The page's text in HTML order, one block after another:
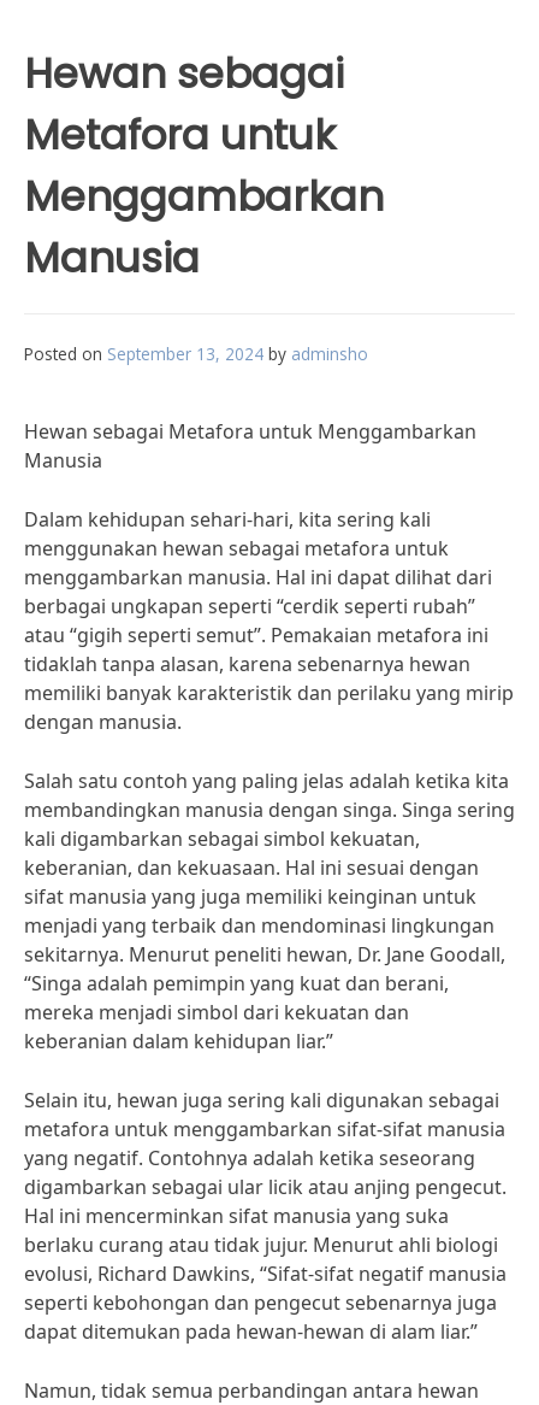
Hewan sebagai
Metafora untuk
Menggambarkan
Manusia
Posted on September 13, 2024 by adminsho
Hewan sebagai Metafora untuk Menggambarkan
Manusia
Dalam kehidupan sehari-hari, kita sering kali
menggunakan hewan sebagai metafora untuk
menggambarkan manusia. Hal ini dapat dilihat dari
berbagai ungkapan seperti “cerdik seperti rubah”
atau “gigih seperti semut”. Pemakaian metafora ini
tidaklah tanpa alasan, karena sebenarnya hewan
memiliki banyak karakteristik dan perilaku yang mirip
dengan manusia.
Salah satu contoh yang paling jelas adalah ketika kita
membandingkan manusia dengan singa. Singa sering
kali digambarkan sebagai simbol kekuatan,
keberanian, dan kekuasaan. Hal ini sesuai dengan
sifat manusia yang juga memiliki keinginan untuk
menjadi yang terbaik dan mendominasi lingkungan
sekitarnya. Menurut peneliti hewan, Dr. Jane Goodall,
“Singa adalah pemimpin yang kuat dan berani,
mereka menjadi simbol dari kekuatan dan
keberanian dalam kehidupan liar.”
Selain itu, hewan juga sering kali digunakan sebagai
metafora untuk menggambarkan sifat-sifat manusia
yang negatif. Contohnya adalah ketika seseorang
digambarkan sebagai ular licik atau anjing pengecut.
Hal ini mencerminkan sifat manusia yang suka
berlaku curang atau tidak jujur. Menurut ahli biologi
evolusi, Richard Dawkins, “Sifat-sifat negatif manusia
seperti kebohongan dan pengecut sebenarnya juga
dapat ditemukan pada hewan-hewan di alam liar.”
Namun, tidak semua perbandingan antara hewan